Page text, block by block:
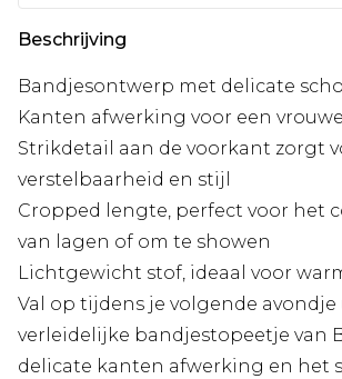
Beschrijving
Bandjesontwerp met delicate
Kanten afwerking voor een
Strikdetail aan de voorkant zorgt
verstelbaarheid en stijl
Cropped lengte, perfect voor het
van lagen of om te showen
Lichtgewicht stof, ideaal voor
Val op tijdens je volgende
verleidelijke bandjestopeetje van
delicate kanten afwerking en het